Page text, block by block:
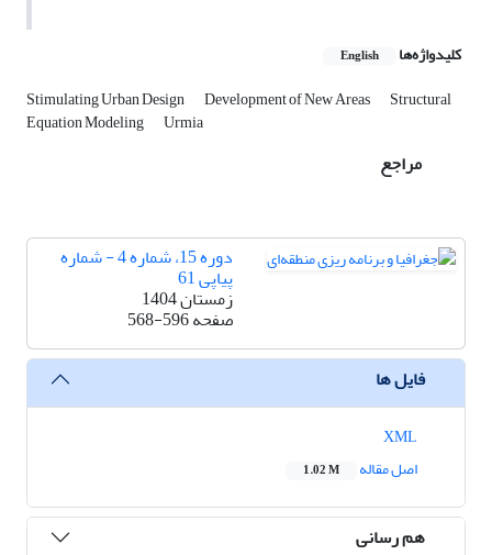
کلیدواژه‌ها English
Stimulating Urban Design Development of New Areas Structural
Equation Modeling Urmia
مراجع
دوره 15، شماره 4 - شماره
پیاپی 61
زمستان 1404
صفحه568-596
فایل ها
اصل مقاله
1.02 M
هم رسانی